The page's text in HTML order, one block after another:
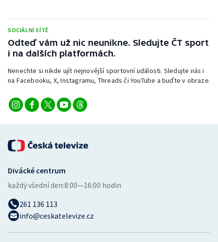
SOCIÁLNÍ SÍTĚ
Odteď vám už nic neunikne. Sledujte ČT sport
i na dalších platformách.
Nenechte si nikde ujít nejnovější sportovní události. Sledujte nás i
na Facebooku, X, Instagramu, Threads či YouTube a buďte v obraze.
Divácké centrum
každý všední den:8:00—16:00 hodin
261 136 113
info@ceskatelevize.cz